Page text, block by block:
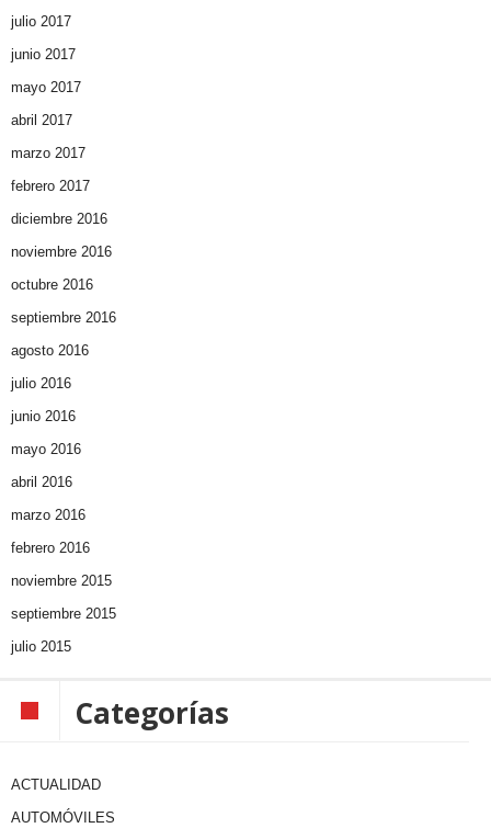
julio 2017
junio 2017
mayo 2017
abril 2017
marzo 2017
febrero 2017
diciembre 2016
noviembre 2016
octubre 2016
septiembre 2016
agosto 2016
julio 2016
junio 2016
mayo 2016
abril 2016
marzo 2016
febrero 2016
noviembre 2015
septiembre 2015
julio 2015
Categorías
ACTUALIDAD
AUTOMÓVILES